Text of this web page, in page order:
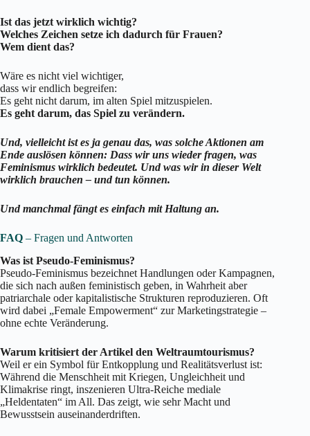
Ist das jetzt wirklich wichtig?
Welches Zeichen setze ich dadurch für Frauen?
Wem dient das?
Wäre es nicht viel wichtiger,
dass wir endlich begreifen:
Es geht nicht darum, im alten Spiel mitzuspielen.
Es geht darum, das Spiel zu verändern.
Und, vielleicht ist es ja genau das, was solche Aktionen am
Ende auslösen können: Dass wir uns wieder fragen, was
Feminismus wirklich bedeutet. Und was wir in dieser Welt
wirklich brauchen – und tun können.
Und manchmal fängt es einfach mit Haltung an.
FAQ – Fragen und Antworten
Was ist Pseudo-Feminismus?
Pseudo-Feminismus bezeichnet Handlungen oder Kampagnen,
die sich nach außen feministisch geben, in Wahrheit aber
patriarchale oder kapitalistische Strukturen reproduzieren. Oft
wird dabei „Female Empowerment“ zur Marketingstrategie –
ohne echte Veränderung.
Warum kritisiert der Artikel den Weltraumtourismus?
Weil er ein Symbol für Entkopplung und Realitätsverlust ist:
Während die Menschheit mit Kriegen, Ungleichheit und
Klimakrise ringt, inszenieren Ultra-Reiche mediale
„Heldentaten“ im All. Das zeigt, wie sehr Macht und
Bewusstsein auseinanderdriften.